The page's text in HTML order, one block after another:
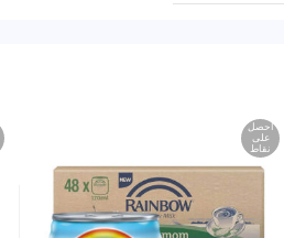
احصل
على
نقاط